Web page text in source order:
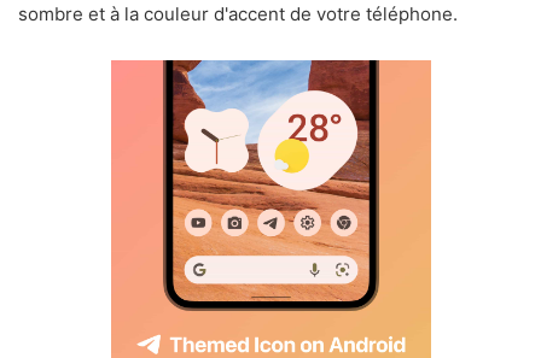
sombre et à la couleur d'accent de votre téléphone.